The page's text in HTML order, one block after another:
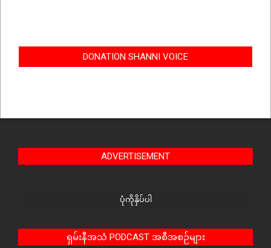
DONATION SHANNI VOICE
ADVERTISEMENT
ပုံကိုနှိပ်ပါ
ရှမ်းနီအသံ PODCAST အစီအစဉ်များ